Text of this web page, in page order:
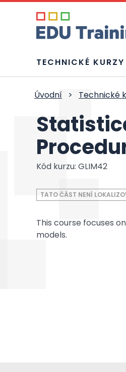
TECHNICKÉ KURZY
Úvodní > Technické
Kód kurzu: GLIM42
TATO ČÁST NENÍ
This course focuses
models.